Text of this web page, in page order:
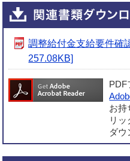
調整給付金支給要件確
257.08KB]
PDF
お持
リッ
ダウ